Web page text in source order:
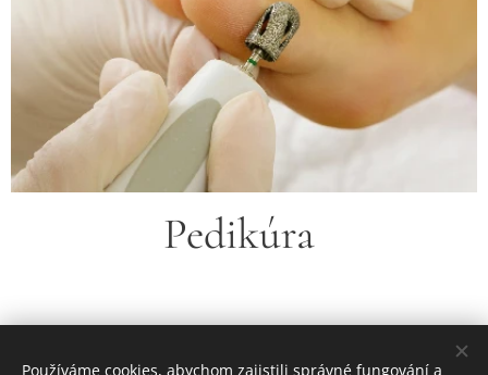
Pedikúra
Používáme cookies, abychom zajistili správné fungování a